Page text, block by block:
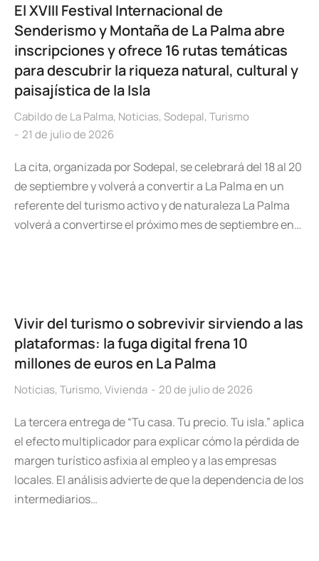
El XVIII Festival Internacional de
Senderismo y Montaña de La Palma abre
inscripciones y ofrece 16 rutas temáticas
para descubrir la riqueza natural, cultural y
paisajística de la Isla
Cabildo de La Palma, Noticias, Sodepal, Turismo
21 de julio de 2026
La cita, organizada por Sodepal, se celebrará del 18 al 20
de septiembre y volverá a convertir a La Palma en un
referente del turismo activo y de naturaleza La Palma
volverá a convertirse el próximo mes de septiembre en…
Vivir del turismo o sobrevivir sirviendo a las
plataformas: la fuga digital frena 10
millones de euros en La Palma
Noticias, Turismo, Vivienda 20 de julio de 2026
La tercera entrega de “Tu casa. Tu precio. Tu isla.” aplica
el efecto multiplicador para explicar cómo la pérdida de
margen turístico asfixia al empleo y a las empresas
locales. El análisis advierte de que la dependencia de los
intermediarios…